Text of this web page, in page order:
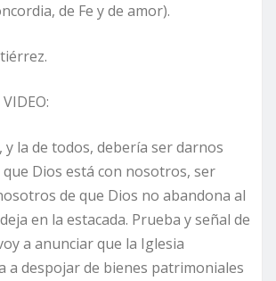
de Fe y de amor).
y la de todos, debería ser darnos
Dios está con nosotros, ser
de que Dios no abandona al
en la estacada. Prueba y señal de
a anunciar que la Iglesia
a despojar de bienes patrimoniales